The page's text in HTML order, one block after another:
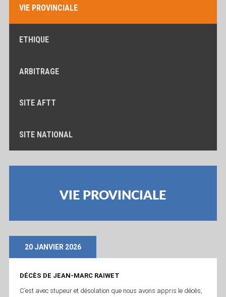
VIE PROVINCIALE
ETHIQUE
ARBITRAGE
SITE AFTT
SITE NATIONAL
VIE PROVINCIALE
20 JANVIER 2026
DÉCÈS DE JEAN-MARC RAIWET
C’est avec stupeur et désolation que nous avons appris le décès,